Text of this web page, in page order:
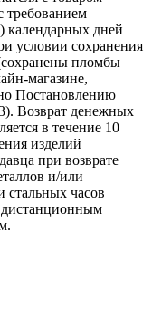
требованием
календарных дней
условии сохранения
пломбы
магазине,
Постановлению
Возврат денежных
в течение 10
изделий
при возврате
и/или
часов
дистанционным